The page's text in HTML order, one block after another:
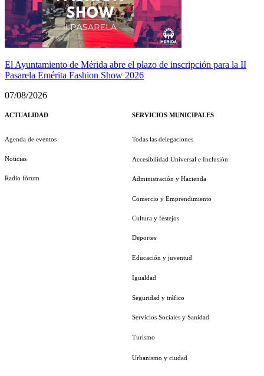
El Ayuntamiento de Mérida abre el plazo de inscripción para la II
Pasarela Emérita Fashion Show 2026
07/08/2026
ACTUALIDAD
Agenda de eventos
Noticias
Radio fórum
SERVICIOS MUNICIPALES
Todas las delegaciones
Accesibilidad Universal e Inclusión
Administración y Hacienda
Comercio y Emprendimiento
Cultura y festejos
Deportes
Educación y juventud
Igualdad
Seguridad y tráfico
Servicios Sociales y Sanidad
Turismo
Urbanismo y ciudad